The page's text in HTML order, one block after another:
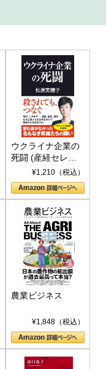
ウクライナ企業の
死闘 (産経セレク
ト S 039)¥1,210（税込）
農業ビジネス
¥1,848（税込）